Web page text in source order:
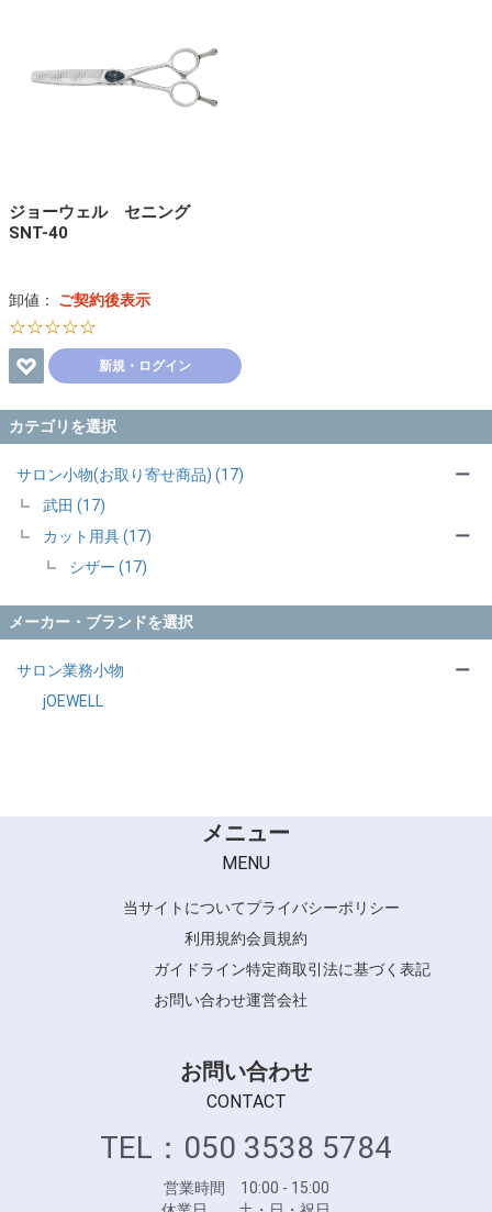
カテゴリを選択
サロン小物(お取り寄せ商品) (17)
武田 (17)
カット用具 (17)
シザー (17)
ー
ー
メーカー・ブランドを選択
サロン業務小物
jOEWELL
ー
ジョーウェル セニング
SNT-40
卸値： ご契約後表示
☆☆☆☆☆
新規・ログイン
メニュー
MENU
当サイトについてプライバシーポリシー
利用規約会員規約
ガイドライン特定商取引法に基づく表記
お問い合わせ運営会社
お問い合わせ
CONTACT
TEL：050 3538 5784
営業時間 10:00 - 15:00